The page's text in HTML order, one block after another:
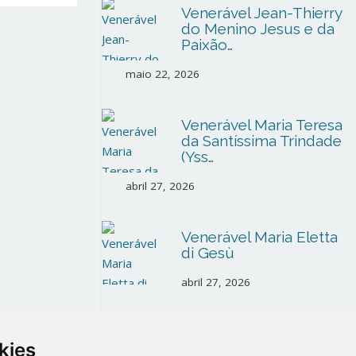
Venerável Jean-Thierry
do Menino Jesus e da
Paixão…
maio 22, 2026
Venerável Maria Teresa
da Santíssima Trindade
(Yss…
abril 27, 2026
Venerável Maria Eletta
di Gesù
abril 27, 2026